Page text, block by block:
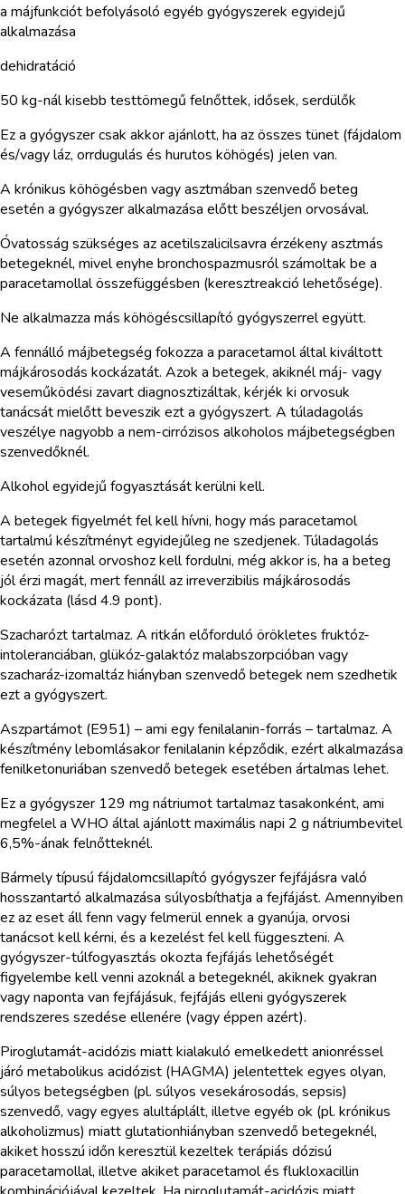
a májfunkciót befolyásoló egyéb gyógyszerek egyidejű
alkalmazása
dehidratáció
50 kg-nál kisebb testtömegű felnőttek, idősek, serdülők
Ez a gyógyszer csak akkor ajánlott, ha az összes tünet (fájdalom
és/vagy láz, orrdugulás és hurutos köhögés) jelen van.
A krónikus köhögésben vagy asztmában szenvedő beteg
esetén a gyógyszer alkalmazása előtt beszéljen orvosával.
Óvatosság szükséges az acetilszalicilsavra érzékeny asztmás
betegeknél, mivel enyhe bronchospazmusról számoltak be a
paracetamollal összefüggésben (keresztreakció lehetősége).
Ne alkalmazza más köhögéscsillapító gyógyszerrel együtt.
A fennálló májbetegség fokozza a paracetamol által kiváltott
májkárosodás kockázatát. Azok a betegek, akiknél máj- vagy
veseműködési zavart diagnosztizáltak, kérjék ki orvosuk
tanácsát mielőtt beveszik ezt a gyógyszert. A túladagolás
veszélye nagyobb a nem-cirrózisos alkoholos májbetegségben
szenvedőknél.
Alkohol egyidejű fogyasztását kerülni kell.
A betegek figyelmét fel kell hívni, hogy más paracetamol
tartalmú készítményt egyidejűleg ne szedjenek. Túladagolás
esetén azonnal orvoshoz kell fordulni, még akkor is, ha a beteg
jól érzi magát, mert fennáll az irreverzibilis májkárosodás
kockázata (lásd 4.9 pont).
Szacharózt tartalmaz. A ritkán előforduló örökletes fruktóz-
intoleranciában, glükóz-galaktóz malabszorpcióban vagy
szacharáz-izomaltáz hiányban szenvedő betegek nem szedhetik
ezt a gyógyszert.
Aszpartámot (E951) – ami egy fenilalanin-forrás – tartalmaz. A
készítmény lebomlásakor fenilalanin képződik, ezért alkalmazása
fenilketonuriában szenvedő betegek esetében ártalmas lehet.
Ez a gyógyszer 129 mg nátriumot tartalmaz tasakonként, ami
megfelel a WHO által ajánlott maximális napi 2 g nátriumbevitel
6,5%-ának felnőtteknél.
Bármely típusú fájdalomcsillapító gyógyszer fejfájásra való
hosszantartó alkalmazása súlyosbíthatja a fejfájást. Amennyiben
ez az eset áll fenn vagy felmerül ennek a gyanúja, orvosi
tanácsot kell kérni, és a kezelést fel kell függeszteni. A
gyógyszer-túlfogyasztás okozta fejfájás lehetőségét
figyelembe kell venni azoknál a betegeknél, akiknek gyakran
vagy naponta van fejfájásuk, fejfájás elleni gyógyszerek
rendszeres szedése ellenére (vagy éppen azért).
Piroglutamát-acidózis miatt kialakuló emelkedett anionréssel
járó metabolikus acidózist (HAGMA) jelentettek egyes olyan,
súlyos betegségben (pl. súlyos vesekárosodás, sepsis)
szenvedő, vagy egyes alultáplált, illetve egyéb ok (pl. krónikus
alkoholizmus) miatt glutationhiányban szenvedő betegeknél,
akiket hosszú időn keresztül kezeltek terápiás dózisú
paracetamollal, illetve akiket paracetamol és flukloxacillin